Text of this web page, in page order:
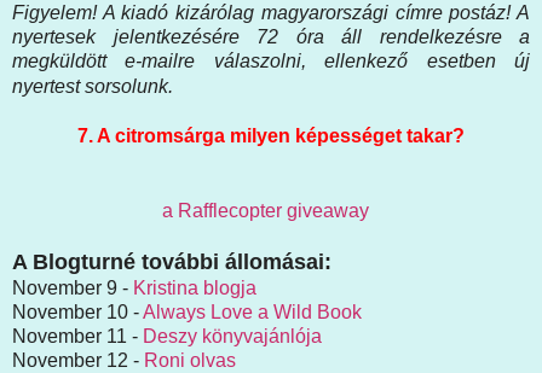
Figyelem! A kiadó kizárólag magyarországi címre postáz! A
nyertesek jelentkezésére 72 óra áll rendelkezésre a
megküldött e-mailre válaszolni, ellenkező esetben új
nyertest sorsolunk.
7. A citromsárga milyen képességet takar?
a Rafflecopter giveaway
A Blogturné további állomásai:
November 9 - Kristina blogja
November 10 -Always Love a Wild Book
November 11 - Deszy könyvajánlója
November 12 - Roni olvas